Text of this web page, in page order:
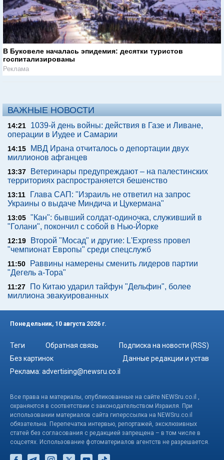
В Буковеле началась эпидемия: десятки туристов
госпитализированы
Реклама
ВАЖНЫЕ НОВОСТИ
14:21
1039-й день войны: действия в Газе и Ливане,
операции в Иудее и Самарии
14:15
МВД Ирана отчиталось о депортации двух
миллионов афганцев
13:37
Ветеринары предупреждают – на палестинских
территориях распространяется бешенство
13:11
Глава САП: "Израиль не ответил на запрос
Украины о выдаче Миндича и Цукермана"
13:05 "Кан": бывший солдат-одиночка, служивший в
"Голани", покончил с собой в Нью-Йорке
12:19
Второй "Мосад" и другие: L'Express провел
"чемпионат Европы" среди спецслужб
11:50
Раввины намерены сменить лидеров партии
"Дегель а-Тора"
11:27
По Китаю ударил тайфун "Дельфин", более
миллиона эвакуированных
Понедельник, 10 августа 2026 г.
Теги Обратная связь
Подписка на новости (RSS)
Без картинок
Данные редакции и устав
Реклама: advertising@newsru.co.il
Все права на материалы, опубликованные на сайте NEWSru.co.il ,
охраняются в соответствии с законодательством Израиля. При
использовании материалов сайта гиперссылка на NEWSru.co.il
обязательна. Перепечатка интервью, репортажей, эксклюзивных
статей без согласования с редакцией запрещена – в том числе в
соцсетях. Использование фотоматериалов агентств не разрешается.